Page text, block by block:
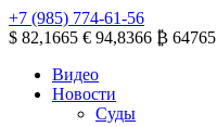
+7 (985) 774-61-56
$ 82,1665 € 94,8366 ₿ 64765
Видео
Новости
Суды